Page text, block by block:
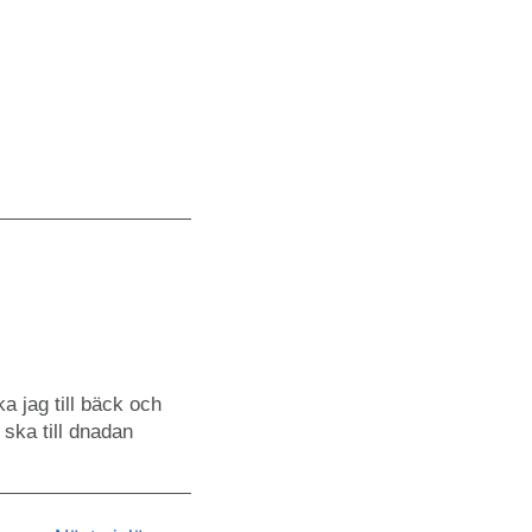
jag till bäck och
till dnadan